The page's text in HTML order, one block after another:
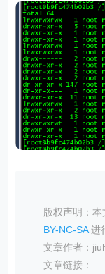
版权声明：
BY-NC-SA进
文章作者：
文章链接：